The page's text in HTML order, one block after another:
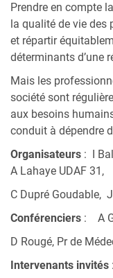
Prendre en compte
la qualité de vie des
et répartir
déterminants d’une
Mais les
société sont
aux besoins
conduit à dépendre
Organisateurs : I
A Lahaye UDAF 31,
C Dupré Goudable,
Conférenciers : A
D Rougé, Pr de
Intervenants invités :